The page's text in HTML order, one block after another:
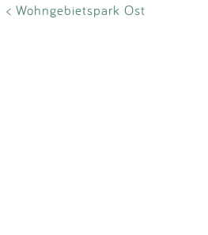
< Wohngebietspark Ost